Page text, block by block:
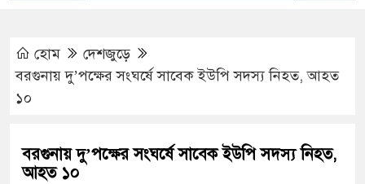
হোম
দেশজুড়ে
বরগুনায় দু’পক্ষের সংঘর্ষে সাবেক ইউপি সদস্য নিহত, আহত
১০
বরগুনায় দু’পক্ষের সংঘর্ষে সাবেক ইউপি সদস্য নিহত,
আহত ১০